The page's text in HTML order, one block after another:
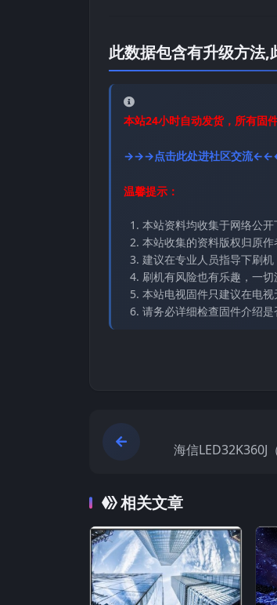
此数据包含有升级方法,
本站24小时自动发货，所有固
→→→点击此处进社区交流
温馨提示：
本站资料均收集于网络公
本站收集的资料版权归原
建议在专业人员指导下刷机
刷机有风险也有乐趣，一
本站电视固件只建议在电
请务必详细检查固件介绍
海信LED32K360J
相关文章